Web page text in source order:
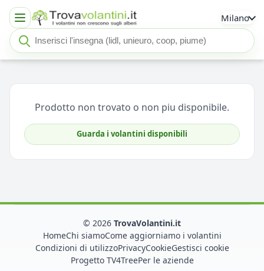
Milano
Cerca insegna o negozio
Seleziona un'insegna
Prodotto non trovato o non piu disponibile.
Guarda i volantini disponibili
© 2026 TrovaVolantini.it
HomeChi siamoCome aggiorniamo i volantini
Condizioni di utilizzoPrivacyCookieGestisci cookie
Progetto TV4TreePer le aziende